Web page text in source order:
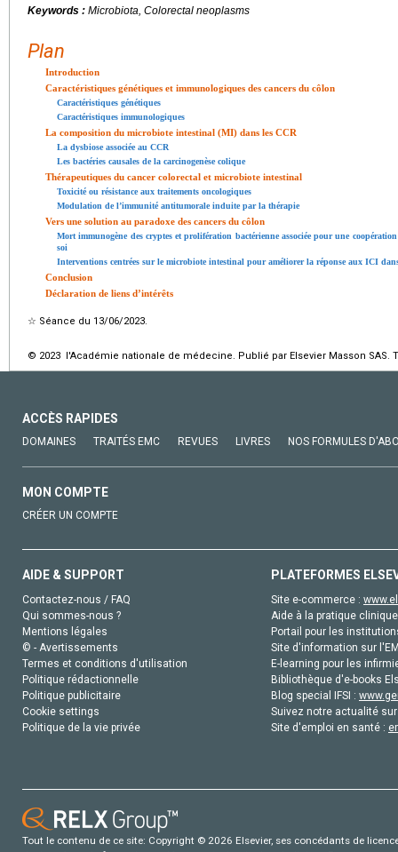
Keywords : Microbiota, Colorectal neoplasms
Plan
Introduction
Caractéristiques génétiques et immunologiques des cancers du côlon
Caractéristiques génétiques
Caractéristiques immunologiques
La composition du microbiote intestinal (MI) dans les CCR
La dysbiose associée au CCR
Les bactéries causales de la carcinogenèse colique
Thérapeutiques du cancer colorectal et microbiote intestinal
Toxicité ou résistance aux traitements oncologiques
Modulation de l’immunité antitumorale induite par la thérapie
Vers une solution au paradoxe des cancers du côlon
Mort immunogène des cryptes et prolifération bactérienne associée pour une
soi
Interventions centrées sur le microbiote intestinal pour améliorer la réponse aux ICI
Conclusion
Déclaration de liens d’intérêts
☆ Séance du 13/06/2023.
© 2023 l'Académie nationale de médecine. Publié par Elsevier Masson SAS.
ACCÈS RAPIDES
DOMAINES TRAITÉS EMC REVUES LIVRES NOS FORMULES
MON COMPTE
CRÉER UN COMPTE
AIDE & SUPPORT
Contactez-nous / FAQ
Qui sommes-nous ?
Mentions légales
© - Avertissements
Termes et conditions d'utilisation
Politique rédactionnelle
Politique publicitaire
Cookie settings
Politique de la vie privée
PLATEFORMES
Site e-commerce :
Aide à la pratique
Portail pour les
Site d'information sur
E-learning pour les
Bibliothèque d'e-books
Blog special IFSI :
Suivez notre actualité
Site d'emploi en santé :
Tout le contenu de ce site: Copyright © 2026 Elsevier, ses concédants de